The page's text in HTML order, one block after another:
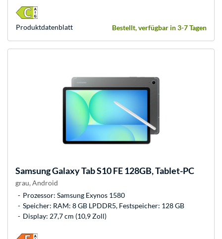
Bestellt, verfügbar in 3-7 Tagen
Produkt­datenblatt
SamsungGalaxy Tab S10 FE 128GB, Tablet-PC
grau, Android
Prozessor: Samsung Exynos 1580
Speicher: RAM: 8 GB LPDDR5, Festspeicher: 128 GB
Display: 27,7 cm (10,9 Zoll)